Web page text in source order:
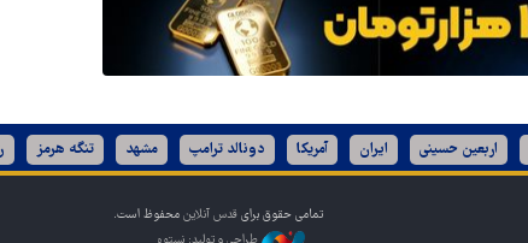
اربعین حسینی ایران آمریکا دونالد ترامپ مشهد تنگه هرمز
تمامی حقوق برای قدس آنلاین محفوظ است.